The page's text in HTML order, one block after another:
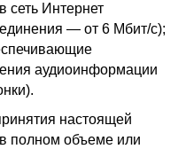
сеть Интернет
— от 6 Мбит/с);
аудиоинформации
настоящей
полном объеме или